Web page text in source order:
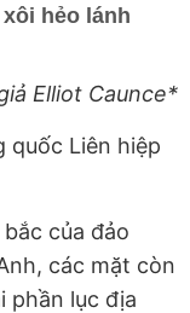
hẻo lánh
Elliot Caunce*
quốc Liên hiệp
của đảo
các mặt còn
phần lục địa